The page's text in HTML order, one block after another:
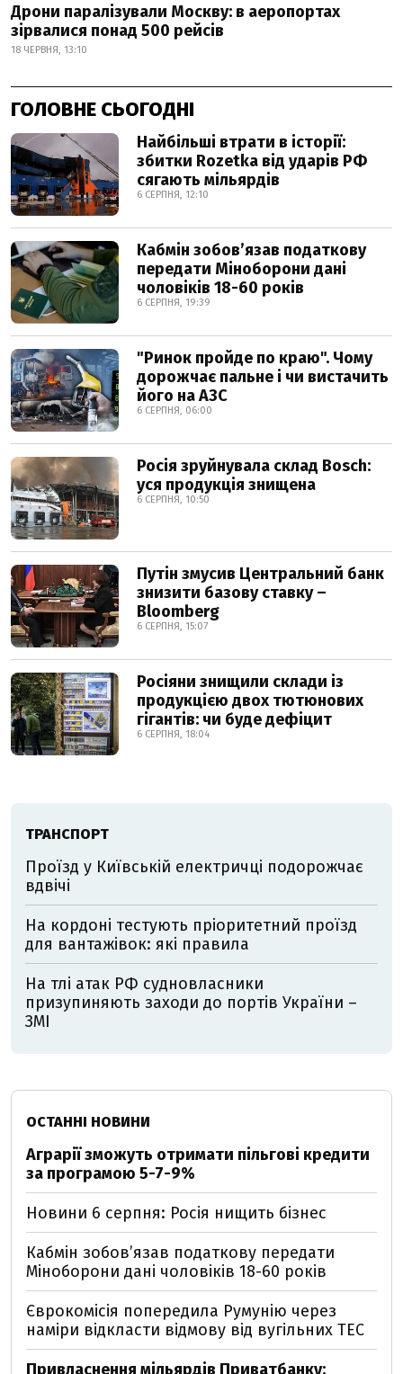
Дрони паралізували Москву: в аеропортах
зірвалися понад 500 рейсів
18 ЧЕРВНЯ, 13:10
ГОЛОВНЕ СЬОГОДНІ
Найбільші втрати в історії:
збитки Rozetka від ударів РФ
сягають мільярдів
6 СЕРПНЯ, 12:10
Кабмін зобовʼязав податкову
передати Міноборони дані
чоловіків 18-60 років
6 СЕРПНЯ, 19:39
"Ринок пройде по краю". Чому
дорожчає пальне і чи вистачить
його на АЗС
6 СЕРПНЯ, 06:00
Росія зруйнувала склад Bosch:
уся продукція знищена
6 СЕРПНЯ, 10:50
Путін змусив Центральний банк
знизити базову ставку –
Bloomberg
6 СЕРПНЯ, 15:07
Росіяни знищили склади із
продукцією двох тютюнових
гігантів: чи буде дефіцит
6 СЕРПНЯ, 18:04
ТРАНСПОРТ
Проїзд у Київській електричці подорожчає
вдвічі
На кордоні тестують пріоритетний проїзд
для вантажівок: які правила
На тлі атак РФ судновласники
призупиняють заходи до портів України –
ЗМІ
ОСТАННІ НОВИНИ
Аграрії зможуть отримати пільгові кредити
за програмою 5-7-9%
Новини 6 серпня: Росія нищить бізнес
Кабмін зобовʼязав податкову передати
Міноборони дані чоловіків 18-60 років
Єврокомісія попередила Румунію через
наміри відкласти відмову від вугільних ТЕС
Привласнення мільярдів Приватбанку: